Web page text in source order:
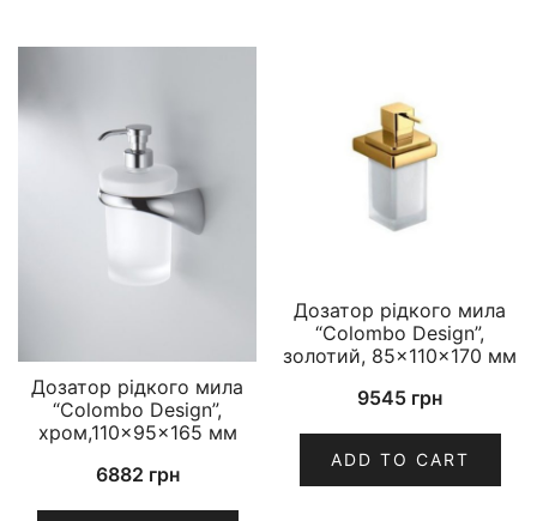
Дозатор рідкого мила
“Colombo Design”,
хром,110×95×165 мм
6882 грн
Дозатор рідкого мила
“Colombo Design”,
золотий, 85×110×170 мм
9545 грн
ADD TO CART